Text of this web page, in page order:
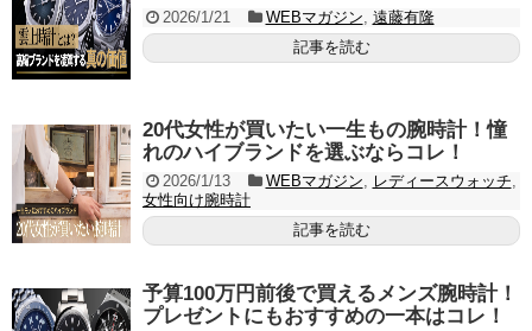
2026/1/21 WEBマガジン, 遠藤有隆
記事を読む
20代女性が買いたい一生もの腕時計！憧
れのハイブランドを選ぶならコレ！
2026/1/13 WEBマガジン, レディースウォッチ,
女性向け腕時計
記事を読む
予算100万円前後で買えるメンズ腕時計！
プレゼントにもおすすめの一本はコレ！